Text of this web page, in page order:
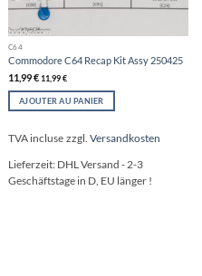
C64
Commodore C64 Recap Kit Assy 250425
11,99€ 11,99€
AJOUTER AU PANIER
TVA incluse zzgl. Versandkosten
Lieferzeit: DHL Versand - 2-3
Geschäftstage in D, EU länger !